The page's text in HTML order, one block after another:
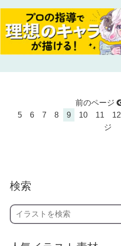
前のページ
5
6 7 8 9 10 11 12
ジ
検索